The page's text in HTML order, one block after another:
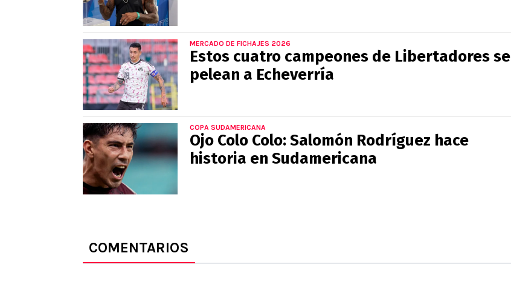
MERCADO DE FICHAJES 2026
Estos cuatro campeones de Libertadores se
pelean a Echeverría
COPA SUDAMERICANA
Ojo Colo Colo: Salomón Rodríguez hace
historia en Sudamericana
COMENTARIOS